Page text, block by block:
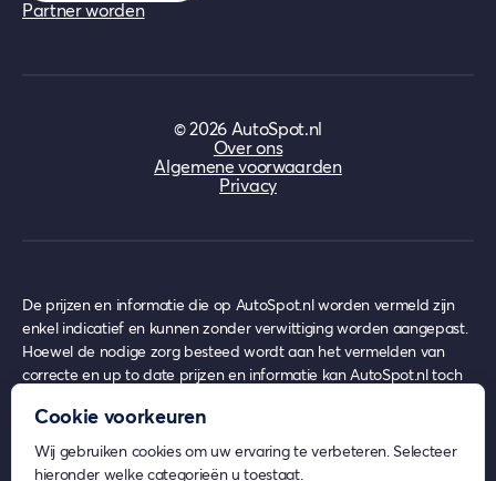
Partner worden
©2026AutoSpot.nl
Over ons
Algemene voorwaarden
Privacy
De prijzen en informatie die op AutoSpot.nl worden vermeld zijn
enkel indicatief en kunnen zonder verwittiging worden aangepast.
Hoewel de nodige zorg besteed wordt aan het vermelden van
correcte en up to date prijzen en informatie kan AutoSpot.nl toch
gebruik, waar echter nooit enige rechten uit ontleend kunnen
worden.
AutoSpot.nl geeft geen inhoudelijk advies over eventuele
Cookie voorkeuren
Wij gebruiken cookies om uw ervaring te verbeteren. Selecteer
hieronder welke categorieën u toestaat.